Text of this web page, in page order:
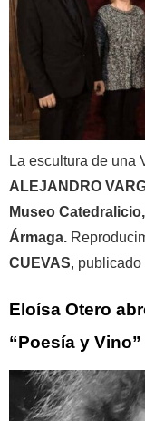
La escultura de una
ALEJANDRO
Museo Catedralicio,
Ármaga.
CUEVAS, publicado
Eloísa Otero
“Poesía y Vino”